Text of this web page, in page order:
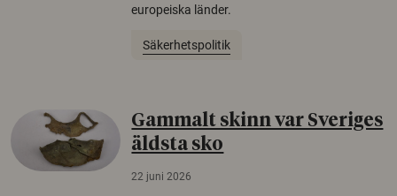
europeiska länder.
Säkerhetspolitik
Gammalt skinn var Sveriges
äldsta sko
22 juni 2026